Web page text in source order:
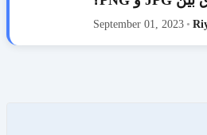
•
September 01, 2023